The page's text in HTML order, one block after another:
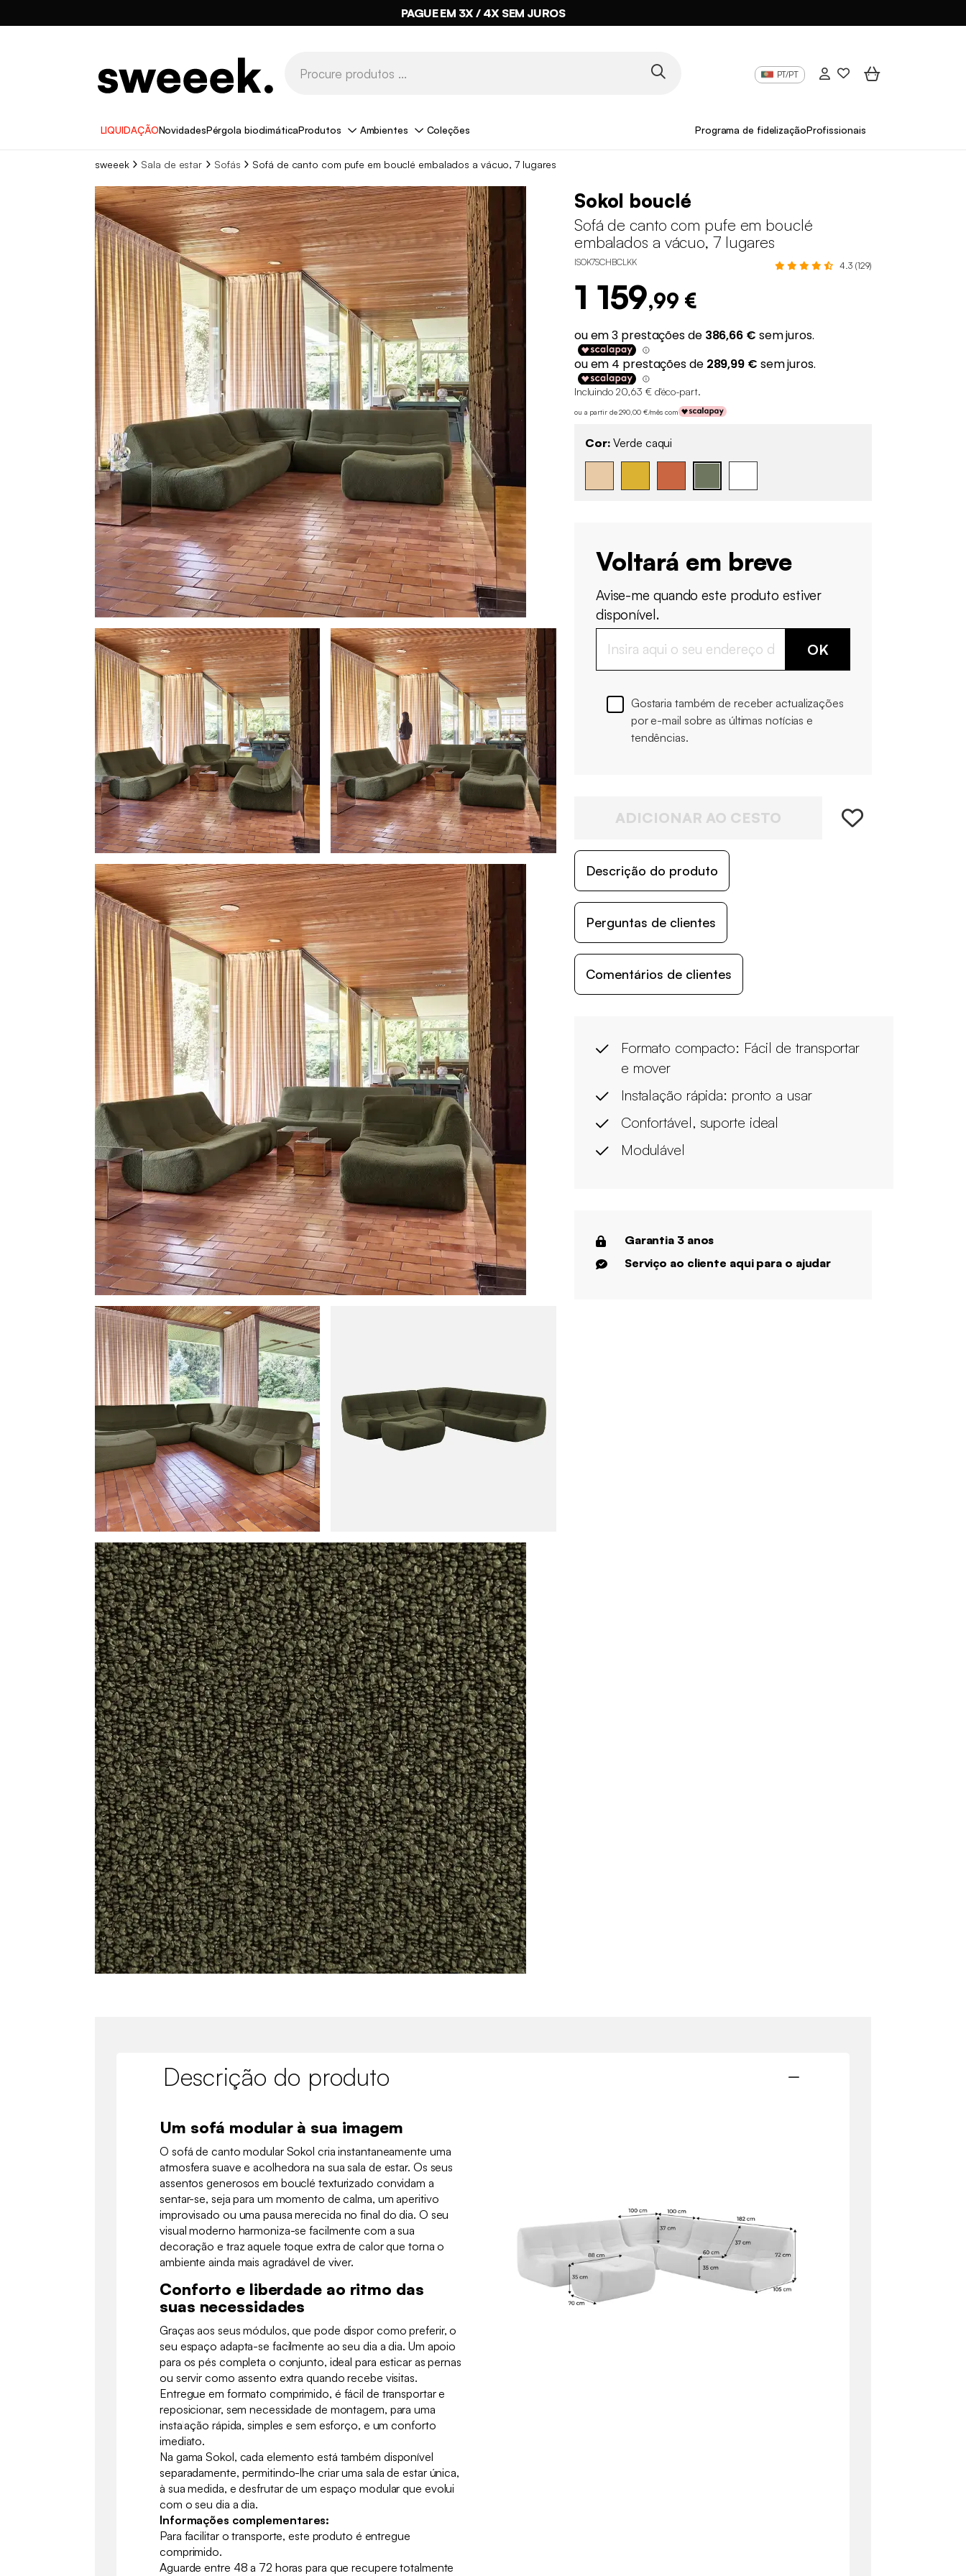
PAGUE EM 3X / 4X SEM JUROS
PT/PT
LIQUIDAÇÃONovidadesPérgola bioclimáticaProdutos Ambientes Coleções Programa de fidelizaçãoProfissionais
sweeek Sala de estar Sofás Sofá de canto com pufe em bouclé embalados a vácuo, 7 lugares
Sokol bouclé
Sofá de canto com pufe em bouclé
embalados a vácuo, 7 lugares
ISOK7SCHBCLKK 4.3 (129)
1 159,99 €
Incluindo 20,63 € d'éco-part.
ou a partir de 290,00 €/mês com
Cor: Verde caqui
Voltará em breve
Avise-me quando este produto estiver
disponível.
OK
Gostaria também de receber actualizações
por e-mail sobre as últimas notícias e
tendências.
ADICIONAR AO CESTO
Descrição do produto
Perguntas de clientes
Comentários de clientes
Formato compacto: Fácil de transportar
e mover
Instalação rápida: pronto a usar
Confortável, suporte ideal
Modulável
Garantia 3 anos
Serviço ao cliente aqui para o ajudar
Descrição do produto
Um sofá modular à sua imagem
O sofá de canto modular Sokol cria instantaneamente uma
atmosfera suave e acolhedora na sua sala de estar. Os seus
assentos generosos em bouclé texturizado convidam a
sentar-se, seja para um momento de calma, um aperitivo
improvisado ou uma pausa merecida no final do dia. O seu
visual moderno harmoniza-se facilmente com a sua
decoração e traz aquele toque extra de calor que torna o
ambiente ainda mais agradável de viver.
Conforto e liberdade ao ritmo das
suas necessidades
Graças aos seus módulos, que pode dispor como preferir, o
seu espaço adapta-se facilmente ao seu dia a dia. Um apoio
para os pés completa o conjunto, ideal para esticar as pernas
ou servir como assento extra quando recebe visitas.
Entregue em formato comprimido, é fácil de transportar e
reposicionar, sem necessidade de montagem, para uma
instalação rápida, simples e sem esforço, e um conforto
imediato.
Na gama Sokol, cada elemento está também disponível
separadamente, permitindo-lhe criar uma sala de estar única,
à sua medida, e desfrutar de um espaço modular que evolui
com o seu dia a dia.
Informações complementares:
Para facilitar o transporte, este produto é entregue
comprimido.
Aguarde entre 48 a 72 horas para que recupere totalmente